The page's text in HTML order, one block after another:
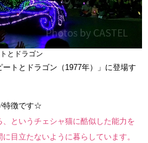
とドラゴン
トとドラゴン（1977年）」に登場す
特徴です☆
というチェシャ猫に酷似した能力を
目立たないように暮らしています。